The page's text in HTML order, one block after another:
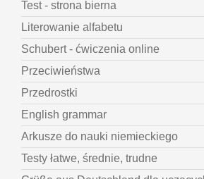
Test - strona bierna
Literowanie alfabetu
Schubert - ćwiczenia online
Przeciwieństwa
Przedrostki
English grammar
Arkusze do nauki niemieckiego
Testy łatwe, średnie, trudne